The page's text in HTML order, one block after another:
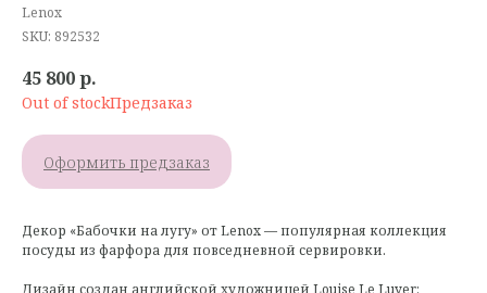
Lenox
SKU: 892532
45 800р.
Out of stock
Оформить предзаказ
Декор «Бабочки на лугу» от Lenox — популярная коллекция
посуды из фарфора для повседневной сервировки.